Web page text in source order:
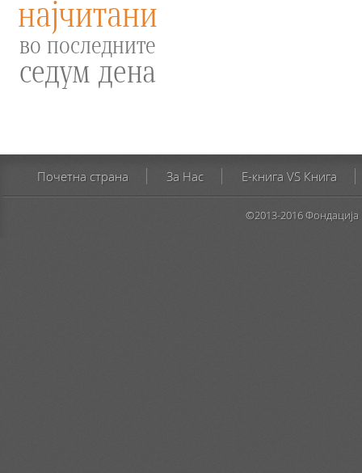
најчитани
во последните
седум дена
Почетна страна За Нас E-книга VS Книга
©2013-2016